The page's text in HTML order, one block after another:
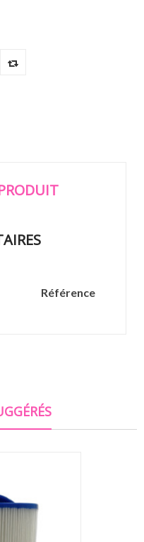
Référence